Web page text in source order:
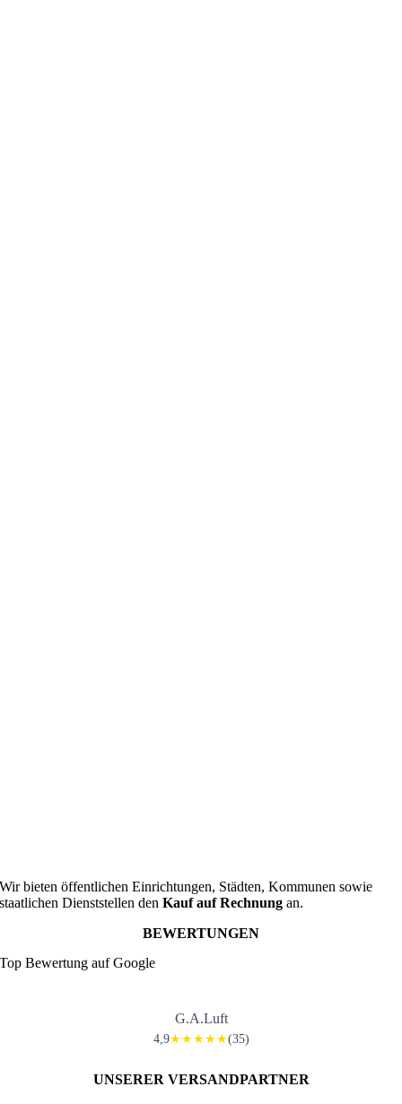
Wir bieten öffentlichen Einrichtungen, Städten, Kommunen sowie
staatlichen Dienststellen denKauf auf Rechnung an.
BEWERTUNGEN
Top Bewertung auf Google
G.A.Luft
4,9★★★★★(35)
UNSERER VERSANDPARTNER